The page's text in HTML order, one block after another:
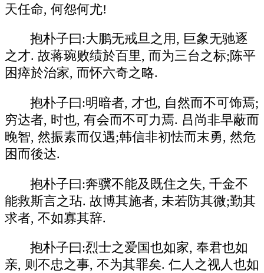
天任命, 何怨何尤!
抱朴子曰:大鹏无戒旦之用, 巨象无驰逐
之才. 故蒋琬败绩於百里, 而为三台之标;陈平
困瘁於治家, 而怀六奇之略.
抱朴子曰:明暗者, 才也, 自然而不可饰焉;
穷达者, 时也, 有会而不可力焉. 吕尚非早蔽而
晚智, 然振素而仅遇;韩信非初怯而末勇, 然危
困而後达.
抱朴子曰:奔骥不能及既住之失, 千金不
能救斯言之玷. 故博其施者, 未若防其微;勤其
求者, 不如寡其辞.
抱朴子曰:烈士之爱国也如家, 奉君也如
亲, 则不忠之事, 不为其罪矣. 仁人之视人也如